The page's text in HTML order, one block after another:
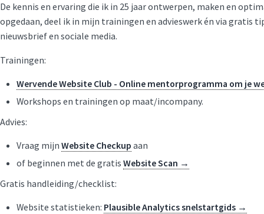
De kennis en ervaring die ik in 25 jaar ontwerpen, maken en
opgedaan, deel ik in mijn trainingen en advieswerk én via gratis
nieuwsbrief en sociale media.
Trainingen:
Wervende Website Club - Online mentorprogramma om je
Workshops en trainingen op maat/incompany.
Advies:
Vraag mijn Website Checkup aan
of beginnen met de gratis Website Scan →
Gratis handleiding/checklist:
Website statistieken: Plausible Analytics snelstartgids →